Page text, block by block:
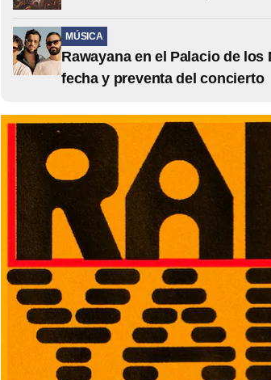
MÚSICA
Rawayana en el Palacio de
fecha y preventa del concierto